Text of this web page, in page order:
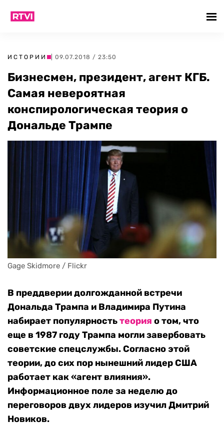
ИСТОРИИ | 09.07.2018 / 23:50
Бизнесмен, президент, агент КГБ.
Самая невероятная
конспирологическая теория о
Дональде Трампе
Gage Skidmore / Flickr
В преддверии долгожданной встречи
Дональда Трампа и Владимира Путина
набирает популярностьтеория о том, что
еще в 1987 году Трампа могли завербовать
советские спецслужбы. Согласно этой
теории, до сих пор нынешний лидер США
работает как «агент влияния».
Информационное поле за неделю до
переговоров двух лидеров изучил Дмитрий
Новиков.